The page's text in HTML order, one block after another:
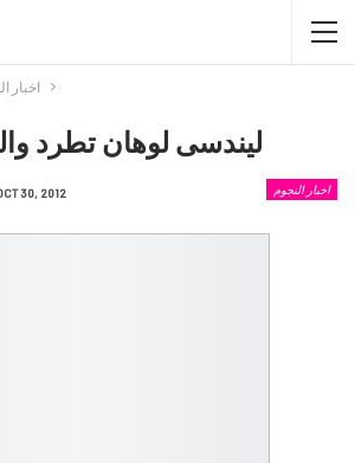
اخبار
ليندسى لوهان تطرد
اخبار النجوم 30, 2012